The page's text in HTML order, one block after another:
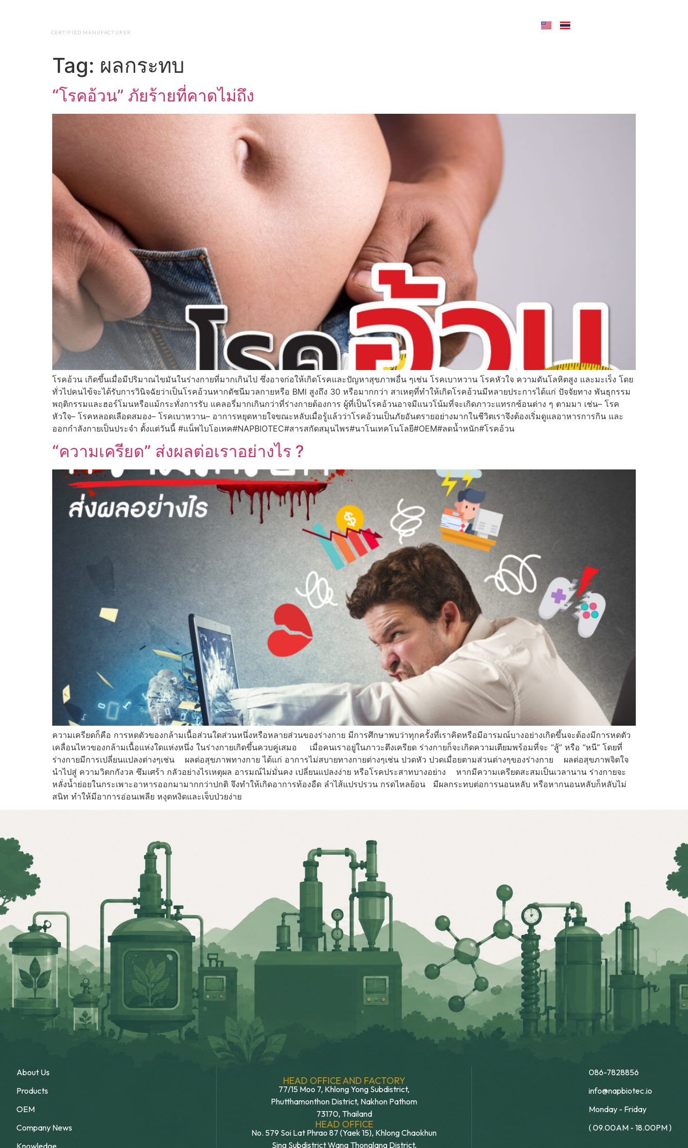
CERTIFIED MANUFACTURER
Tag: ผลกระทบ
“โรคอ้วน” ภัยร้ายที่คาดไม่ถึง
โรคอ้วน เกิดขึ้นเมื่อมีปริมาณไขมันในร่างกายที่มากเกินไป ซึ่งอาจก่อให้เกิดโรคและปัญหาสุขภาพอื่น ๆเช่น โรคเบาหวาน โรคหัวใจ ความดันโลหิตสูง และมะเร็ง โดย
ทั่วไปคนไข้จะได้รับการวินิจฉัยว่าเป็นโรคอ้วนหากดัชนีมวลกายหรือ BMI สูงถึง 30 หรือมากกว่า สาเหตุที่ทำให้เกิดโรคอ้วนมีหลายประการได้แก่ ปัจจัยทาง พันธุกรรม
พฤติกรรมและฮอร์โมนหรือแม้กระทั่งการรับ แคลอรี่มากเกินกว่าที่ร่างกายต้องการ ผู้ที่เป็นโรคอ้วนอาจมีแนวโน้มที่จะเกิดภาวะแทรกซ้อนต่าง ๆ ตามมา เช่น– โรค
หัวใจ– โรคหลอดเลือดสมอง– โรคเบาหวาน– อาการหยุดหายใจขณะหลับเมื่อรู้แล้วว่าโรคอ้วนเป็นภัยอันตรายอย่างมากในชีวิตเราจึงต้องเริ่มดูแลอาหารการกิน และ
ออกกำลังกายเป็นประจำ ตั้งแต่วันนี้ #แน็พไบโอเทค#NAPBIOTEC#สารสกัดสมุนไพร#นาโนเทคโนโลยี#OEM#ลดน้ำหนัก#โรคอ้วน
“ความเครียด” ส่งผลต่อเราอย่างไร ?
ความเครียดก็คือ การหดตัวของกล้ามเนื้อส่วนใดส่วนหนึ่งหรือหลายส่วนของร่างกาย มีการศึกษาพบว่าทุกครั้งที่เราคิดหรือมีอารมณ์บางอย่างเกิดขึ้นจะต้องมีการหดตัว
เคลื่อนไหวของกล้ามเนื้อแห่งใดแห่งหนึ่ง ในร่างกายเกิดขึ้นควบคู่เสมอ เมื่อคนเราอยู่ในภาวะตึงเครียด ร่างกายก็จะเกิดความเตียมพร้อมที่จะ “สู้” หรือ “หนี” โดยที่
ร่างกายมีการเปลี่ยนแปลงต่างๆเช่น ผลต่อสุขภาพทางกาย ได้แก่ อาการไม่สบายทางกายต่างๆเช่น ปวดหัว ปวดเมื่อยตามส่วนต่างๆของร่างกาย ผลต่อสุขภาพจิตใจ
นำไปสู่ ความวิตกกังวล ซึมเศร้า กลัวอย่างไรเหตุผล อารมณ์ไม่มั่นคง เปลี่ยนแปลงง่าย หรือโรคประสาทบางอย่าง หากมีความเครียดสะสมเป็นเวลานาน ร่างกายจะ
หลั่งน้ำย่อยในกระเพาะอาหารออกมามากกว่าปกติ จึงทำให้เกิดอาการท้องอืด ลำไส้แปรปรวน กรดไหลย้อน มีผลกระทบต่อการนอนหลับ หรือหากนอนหลับก็หลับไม่
สนิท ทำให้มีอาการอ่อนเพลีย หงุดหงิดและเจ็บป่วยง่าย
About Us
Products
OEM
Company News
HEAD OFFICE AND FACTORY
77/15 Moo 7, Khlong Yong Subdistrict,
Phutthamonthon District, Nakhon Pathom
73170, Thailand
HEAD OFFICE
No. 579 Soi Lat Phrao 87 (Yaek 15), Khlong Chaokhun
Sing Subdistrict Wang Thonglang District,
086-7828856
info@napbiotec.io
Monday - Friday
( 09.00AM - 18.00PM )